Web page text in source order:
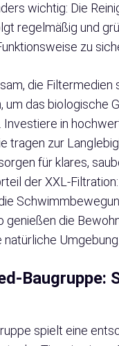
wichtig: Die
regelmäßig und
zu
die Filtermedien
um das biologische
Investiere in
tragen zur
für klares,
der XXL-
genießen die
natürliche Umgebung.
Baugruppe:
spielt eine